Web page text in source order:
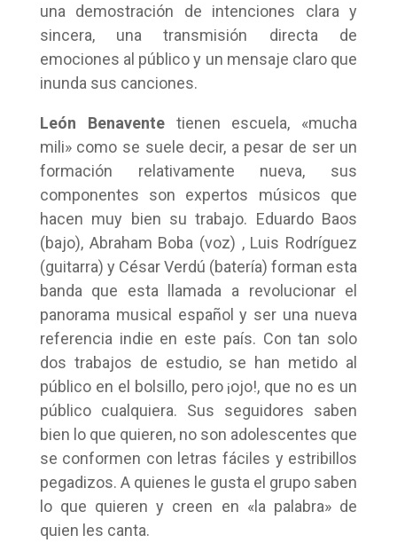
una demostración de intenciones clara y
sincera, una transmisión directa de
emociones al público y un mensaje claro que
inunda sus canciones.
León Benaventetienen escuela, «mucha
mili» como se suele decir, a pesar de ser un
formación relativamente nueva, sus
componentes son expertos músicos que
hacen muy bien su trabajo. Eduardo Baos
(bajo), Abraham Boba (voz) , Luis Rodríguez
(guitarra) y César Verdú (batería) forman esta
banda que esta llamada a revolucionar el
panorama musical español y ser una nueva
referencia indie en este país. Con tan solo
dos trabajos de estudio, se han metido al
público en el bolsillo, pero ¡ojo!, que no es un
público cualquiera. Sus seguidores saben
bien lo que quieren, no son adolescentes que
se conformen con letras fáciles y estribillos
pegadizos. A quienes le gusta el grupo saben
lo que quieren y creen en «la palabra» de
quien les canta.